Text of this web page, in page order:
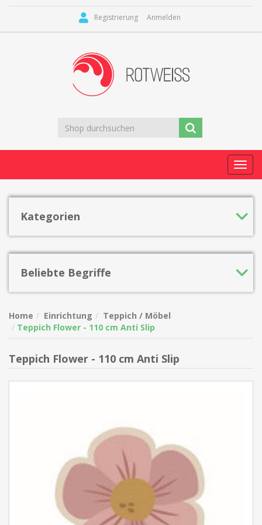
Registrierung Anmelden
Kategorien
Beliebte Begriffe
Home Einrichtung
Teppich / Möbel
Teppich Flower - 110 cm Anti Slip
Teppich Flower - 110 cm Anti Slip